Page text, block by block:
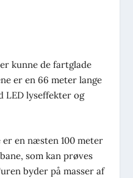
kunne de fartglade
er en 66 meter lange
LED lyseffekter og
en næsten 100 meter
som kan prøves
byder på masser af